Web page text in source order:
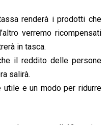
renderà i prodotti che
verremo ricompensati
in tasca.
il reddito delle persone
salirà.
utile e un modo per ridurre